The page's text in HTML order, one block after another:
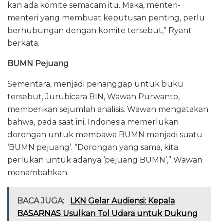
kan ada komite semacam itu. Maka, menteri-
menteri yang membuat keputusan penting, perlu
berhubungan dengan komite tersebut,” Ryant
berkata.
BUMN Pejuang
Sementara, menjadi penanggap untuk buku
tersebut, Jurubicara BIN, Wawan Purwanto,
memberikan sejumlah analisis. Wawan mengatakan
bahwa, pada saat ini, Indonesia memerlukan
dorongan untuk membawa BUMN menjadi suatu
‘BUMN pejuang’. “Dorongan yang sama, kita
perlukan untuk adanya ‘pejuang BUMN’,” Wawan
menambahkan.
BACA JUGA:
LKN Gelar Audiensi: Kepala
BASARNAS Usulkan Tol Udara untuk Dukung